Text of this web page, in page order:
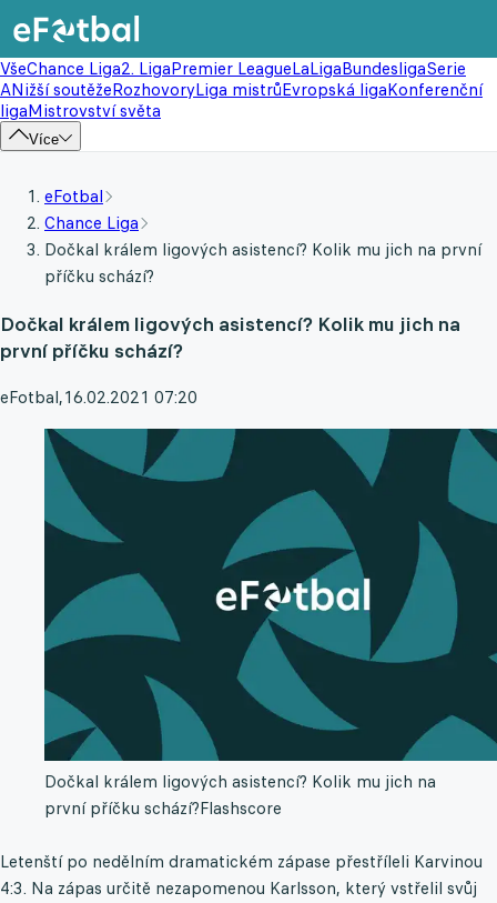
VšeChance Liga2. LigaPremier LeagueLaLigaBundesligaSerie
ANižší soutěžeRozhovoryLiga mistrůEvropská ligaKonferenční
ligaMistrovství světa
Více
eFotbal
Chance Liga
Dočkal králem ligových asistencí? Kolik mu jich na první
příčku schází?
Dočkal králem ligových asistencí? Kolik mu jich na
první příčku schází?
eFotbal,16.02.2021 07:20
Dočkal králem ligových asistencí? Kolik mu jich na
první příčku schází?Flashscore
Letenští po nedělním dramatickém zápase přestříleli Karvinou
4:3. Na zápas určitě nezapomenou Karlsson, který vstřelil svůj